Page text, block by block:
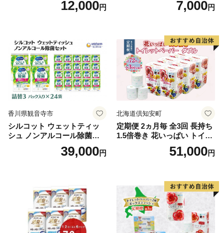
段使い 無地 シンプル 日用品
12,000円
ボディソープ 泡 日用品 消耗
泡石鹸 石鹸 兵庫 兵庫県 小野
7,000円
香川県観音寺市
シルコット ウェットティッ
シュ ノンアルコール除菌詰
替（43枚×3P）×24袋 日用品
おもちゃ 拭き取り 手拭き 外
39,000円
北海道倶知安町
定期便 2ヵ月毎 全3回 長持ち
1.5倍巻き 花いっぱい トイレ
ットペーパー ダブル 45ｍ 計
72ロール 全18種 花柄 プリン
ー 消耗品 備蓄 送料無料 北海
道 倶知安町 日用品
51,000円